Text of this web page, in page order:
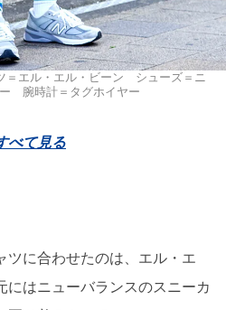
エル・エル・ビーン シューズ＝ニ
腕時計＝タグホイヤー
べて見る
ツに合わせたのは、エル・エ
にはニューバランスのスニーカ